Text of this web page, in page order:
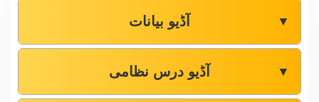
آڈیو بیانات ▼
آڈیو درس نظامی ▼